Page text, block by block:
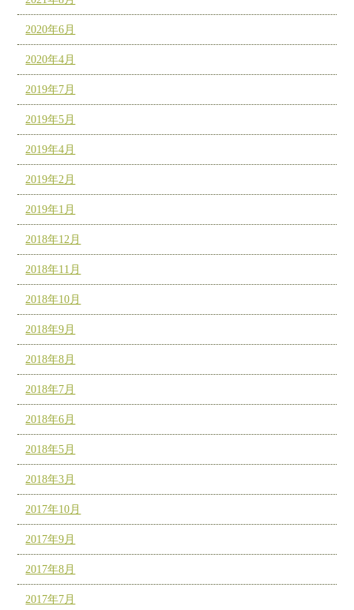
2020年6月
2020年4月
2019年7月
2019年5月
2019年4月
2019年2月
2019年1月
2018年12月
2018年11月
2018年10月
2018年9月
2018年8月
2018年7月
2018年6月
2018年5月
2018年3月
2017年10月
2017年9月
2017年8月
2017年7月